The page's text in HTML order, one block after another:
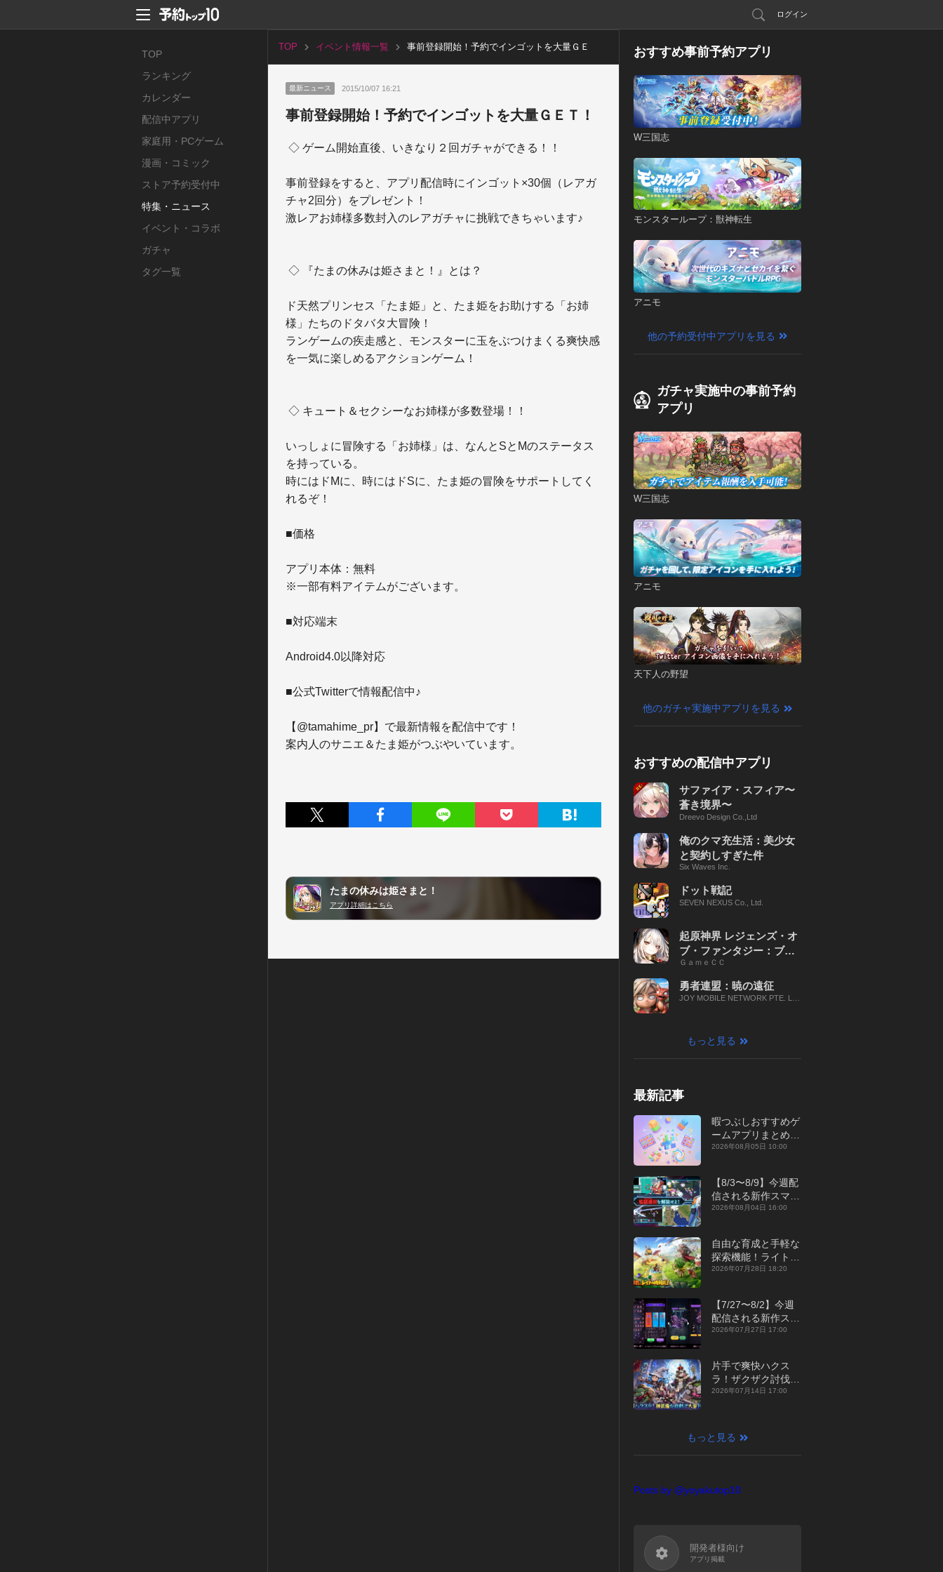
ログイン
TOP
ランキング
カレンダー
配信中アプリ
家庭用・PCゲーム
漫画・コミック
ストア予約受付中
特集・ニュース
イベント・コラボ
ガチャ
タグ一覧
TOP イベント情報一覧
事前登録開始！予約でインゴットを大量ＧＥ
最新ニュース 2015/10/07 16:21
事前登録開始！予約でインゴットを大量ＧＥＴ！
事前登録をすると、アプリ配信時にインゴット×30個（レアガ
チャ2回分）をプレゼント！
激レアお姉様多数封入のレアガチャに挑戦できちゃいます♪
ド天然プリンセス「たま姫」と、たま姫をお助けする「お姉
様」たちのドタバタ大冒険！
ランゲームの疾走感と、モンスターに玉をぶつけまくる爽快感
を一気に楽しめるアクションゲーム！
いっしょに冒険する「お姉様」は、なんとSとMのステータス
を持っている。
時にはドMに、時にはドSに、たま姫の冒険をサポートしてく
れるぞ！
■価格
アプリ本体：無料
※一部有料アイテムがございます。
■対応端末
Android4.0以降対応
■公式Twitterで情報配信中♪
【@tamahime_pr】で最新情報を配信中です！
案内人のサニエ＆たま姫がつぶやいています。
たまの休みは姫さまと！
アプリ詳細はこちら
おすすめ事前予約アプリ
W三国志
モンスターループ：獣神転生
アニモ
他の予約受付中アプリを見る
ガチャ実施中の事前予約
アプリ
W三国志
アニモ
天下人の野望
他のガチャ実施中アプリを見る
おすすめの配信中アプリ
サファイア・スフィア〜
蒼き境界〜
Dreevo Design Co.,Ltd
俺のクマ充生活：美少女
と契約しすぎた件
Six Waves Inc.
ドット戦記
SEVEN NEXUS Co., Ltd.
起原神界 レジェンズ・オ
ブ・ファンタジー：ブレ
イブ X
ＧａｍｅＣＣ
勇者連盟：暁の遠征
JOY MOBILE NETWORK PTE. LT
もっと見る
最新記事
暇つぶしおすすめゲ
ームアプリまとめ｜
オフライン対応あり
2026年08月05日 10:00
【8/3〜8/9】今週配
信される新作スマホ
ゲームをまとめてお
2026年08月04日 16:00
自由な育成と手軽な
探索機能！ライトカ
ジュアルMMORPG
征』【最新作PICKU
P】
2026年07月28日 18:20
【7/27〜8/2】今週
配信される新作スマ
ホゲームをまとめて
年】
2026年07月27日 17:00
片手で爽快ハクス
ラ！ザクザク討伐し
て神装備を集める放
【最新作PICKUP】
2026年07月14日 17:00
もっと見る
Posts by @yoyakutop10
開発者様向け
アプリ掲載